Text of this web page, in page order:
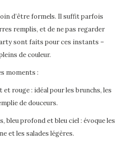
d’être formels. Il suffit parfois
remplis, et de ne pas regarder
sont faits pour ces instants –
de couleur.
moments :
rouge : idéal pour les brunchs, les
de douceurs.
bleu profond et bleu ciel : évoque les
et les salades légères.